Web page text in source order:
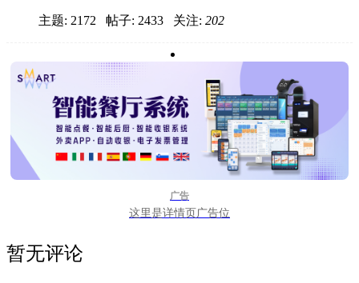
主题: 2172 帖子: 2433 关注: 202
广告
这里是详情页广告位
暂无评论